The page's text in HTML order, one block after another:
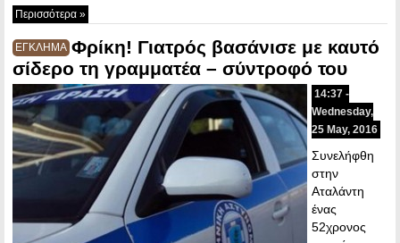
Περισσότερα »
ΕΓΚΛΗΜΑ Φρίκη! Γιατρός βασάνισε με καυτό
σίδερο τη γραμματέα – σύντροφό του
14:37 -
Wednesday,
25 May, 2016
Συνελήφθη
στην
Αταλάντη
ένας
52χρονος